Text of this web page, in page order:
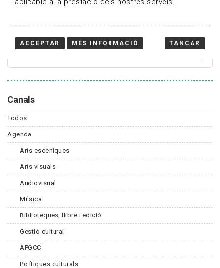
Canals
Todos
Agenda
Arts escèniques
Arts visuals
Audiovisual
Música
Biblioteques, llibre i edició
Gestió cultural
APGCC
Polítiques culturals
aplicable a la prestació dels nostres serveis.
ACCEPTAR MÉS INFORMACIÓ TANCAR